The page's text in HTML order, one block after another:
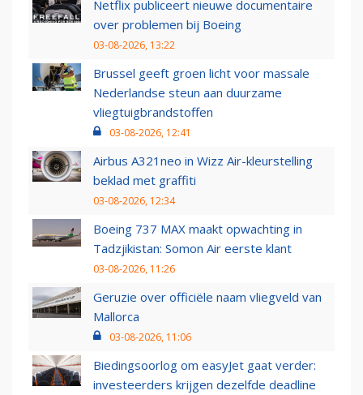
Netflix publiceert nieuwe documentaire
over problemen bij Boeing
03-08-2026, 13:22
Brussel geeft groen licht voor massale
Nederlandse steun aan duurzame
vliegtuigbrandstoffen
03-08-2026, 12:41
Airbus A321neo in Wizz Air-kleurstelling
beklad met graffiti
03-08-2026, 12:34
Boeing 737 MAX maakt opwachting in
Tadzjikistan: Somon Air eerste klant
03-08-2026, 11:26
Geruzie over officiële naam vliegveld van
Mallorca
03-08-2026, 11:06
Biedingsoorlog om easyJet gaat verder:
investeerders krijgen dezelfde deadline